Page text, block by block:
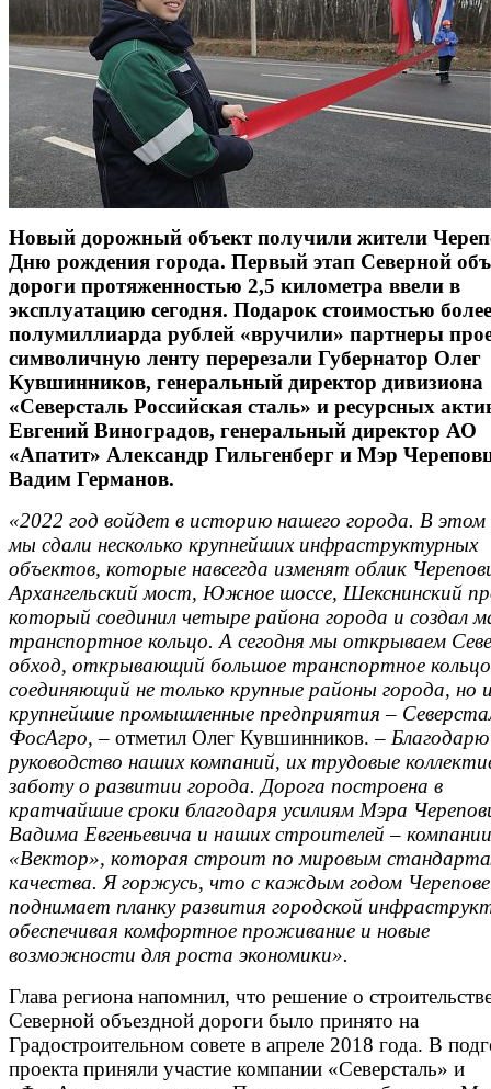
Новый дорожный объект получили жители
Дню рождения города. Первый этап Северной
дороги протяженностью 2,5 километра ввели в
эксплуатацию сегодня. Подарок стоимостью более
полумиллиарда рублей «вручили» партнеры
символичную ленту перерезали Губернатор Олег
Кувшинников, генеральный директор дивизиона
«Северсталь Российская сталь» и ресурсных
Евгений Виноградов, генеральный директор АО
«Апатит» Александр Гильгенберг и Мэр
Вадим Германов.
«2022 год войдет в историю нашего города. В этом
мы сдали несколько крупнейших инфраструктурных
объектов, которые навсегда изменят облик
Архангельский мост, Южное шоссе, Шекснинский
который соединил четыре района города и создал
транспортное кольцо. А сегодня мы открываем
обход, открывающий большое транспортное
соединяющий не только крупные районы города, но
крупнейшие промышленные предприятия –
ФосАгро, – отметил Олег Кувшинников. – Благодарю
руководство наших компаний, их трудовые
заботу о развитии города. Дорога построена в
кратчайшие сроки благодаря усилиям Мэра
Вадима Евгеньевича и наших строителей – компании
«Вектор», которая строит по мировым
качества. Я горжусь, что с каждым годом
поднимает планку развития городской
обеспечивая комфортное проживание и новые
возможности для роста экономики».
Глава региона напомнил, что решение о
Северной объездной дороги было принято на
Градостроительном совете в апреле 2018 года. В
проекта приняли участие компании «Северсталь» и